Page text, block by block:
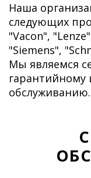
Наша
следующих
"Vacon",
"Siemens",
Мы являемся
гарантийному
обслуживанию.